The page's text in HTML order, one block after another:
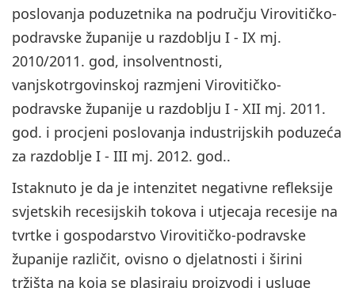
poslovanja poduzetnika na području Virovitičko-
podravske županije u razdoblju I - IX mj.
2010/2011. god, insolventnosti,
vanjskotrgovinskoj razmjeni Virovitičko-
podravske županije u razdoblju I - XII mj. 2011.
god. i procjeni poslovanja industrijskih poduzeća
za razdoblje I - III mj. 2012. god..
Istaknuto je da je intenzitet negativne refleksije
svjetskih recesijskih tokova i utjecaja recesije na
tvrtke i gospodarstvo Virovitičko-podravske
županije različit, ovisno o djelatnosti i širini
tržišta na koja se plasiraju proizvodi i usluge